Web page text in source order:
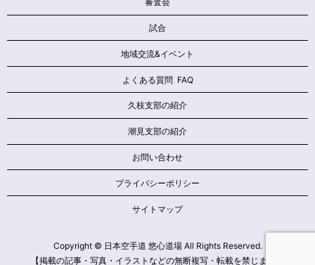
試合
地域交流&イベント
よくある質問 FAQ
久枝支部の紹介
潮見支部の紹介
お問い合わせ
プライバシーポリシー
サイトマップ
Copyright © 日本空手道 悠心道場 All Rights Reserved.
【掲載の記事・写真・イラストなどの無断複写・転載を禁じます】